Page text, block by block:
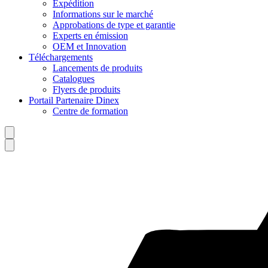
Expédition
Informations sur le marché
Approbations de type et garantie
Experts en émission
OEM et Innovation
Téléchargements
Lancements de produits
Catalogues
Flyers de produits
Portail Partenaire Dinex
Centre de formation